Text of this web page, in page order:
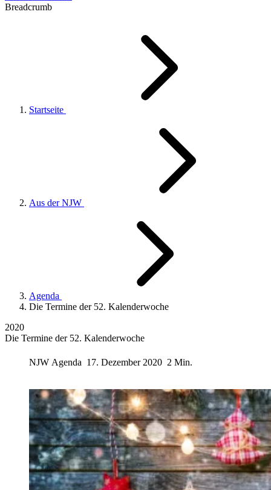
Breadcrumb
Startseite
Aus der NJW
Agenda
Die Termine der 52. Kalenderwoche
2020
Die Termine der 52. Kalenderwoche
NJW Agenda 17. Dezember 2020 2 Min.